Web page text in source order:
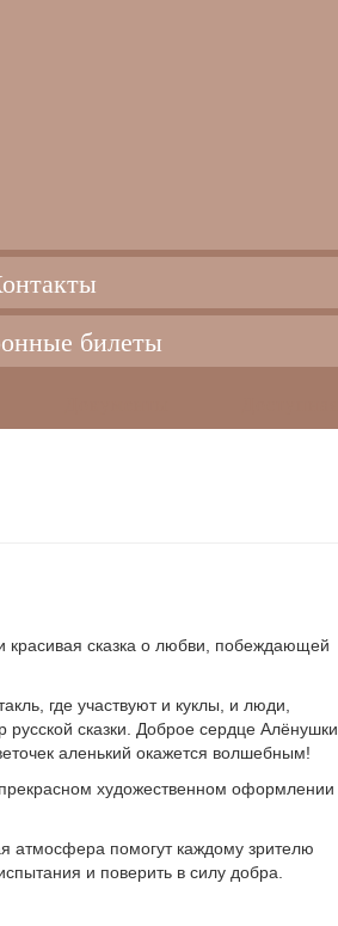
билеты
красивая сказка о любви, побеждающей
где участвуют и куклы, и люди,
сказки. Доброе сердце Алёнушки
аленький окажется волшебным!
художественном оформлении
атмосфера помогут каждому зрителю
и поверить в силу добра.